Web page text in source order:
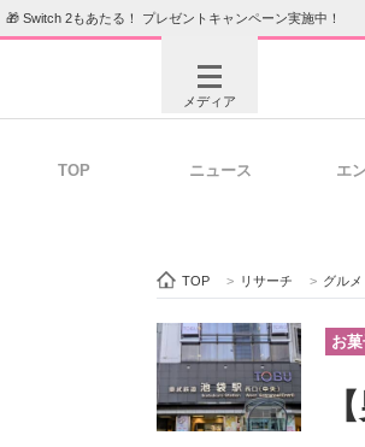
🎁 Switch 2もあたる！ プレゼントキャンペーン実施中！
メディア
ビジネスと働き方のヒ
TOP ニュース エ
TOP > リサーチ > グルメ
お